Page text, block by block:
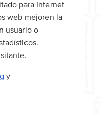
para Internet
web mejoren la
usuario o
y